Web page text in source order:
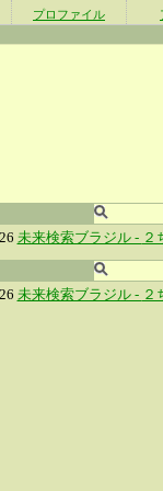
プロファイル
未来検索ブラジル - ２
未来検索ブラジル - ２